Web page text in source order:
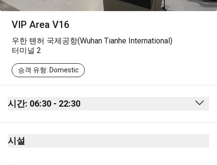
VIP Area V16
우한 톈허 국제공항(Wuhan Tianhe International)
터미널 2
승객 유형: Domestic
시간: 06:30 - 22:30
Monday 06:30 - 22:30
Tuesday
시설